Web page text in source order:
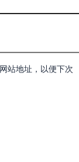
站地址，以便下次